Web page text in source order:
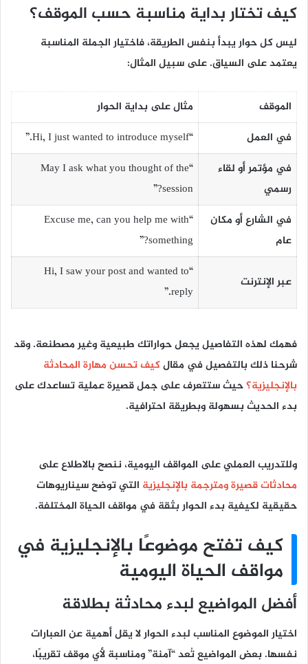
كيف تختار بداية مناسبة حسب الموقف؟
ليس كل حوار يبدأ بنفس الطريقة، فاختيار الجملة المناسبة
يعتمد على السياق. على سبيل المثال:
الموقف
مثال على بداية الحوار
في العمل
“Hi, I just wanted to introduce myself.”
في مؤتمر أو لقاء
رسمي
“May I ask what you thought of the
session?”
في الشارع أو مكان
عام
“Excuse me, can you help me with
something?”
عبر الإنترنت
“Hi, I saw your post and wanted to
reply.”
فهمك لهذه التفاصيل يجعل حواراتك طبيعية وغير مصطنعة. وقد
شرحنا ذلك بالتفصيل في مقالكيف تحسن مهارة المحادثة
بالإنجليزية؟حيث ستتعرف على جمل قصيرة عملية تساعدك على
بدء الحديث بسهولة وبطريقة احترافية.
وللتدريب العملي على المواقف اليومية، ننصح بالاطلاع على
محادثات قصيرة ومترجمة بالإنجليزية التي توضح سيناريوهات
حقيقية لكيفية بدء الحوار بثقة في مواقف الحياة المختلفة.
كيف تفتح موضوعًا بالإنجليزية في
مواقف الحياة اليومية
أفضل المواضيع لبدء محادثة بطلاقة
اختيار الموضوع المناسب لبدء الحوار لا يقل أهمية عن العبارات
نفسها. بعض المواضيع تُعد “آمنة” ومناسبة لأي موقف تقريبًا،